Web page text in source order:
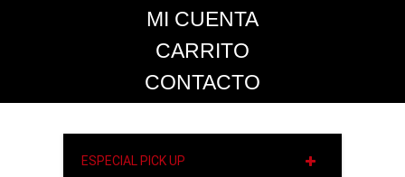
MI CUENTA
CARRITO
CONTACTO
ESPECIAL PICK UP